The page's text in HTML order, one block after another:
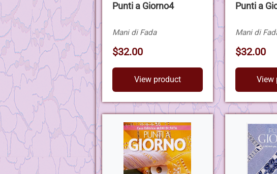
Punti a Giorno4
Mani di Fada
$32.00
View product
Punti a
Mani di
$32.00
View